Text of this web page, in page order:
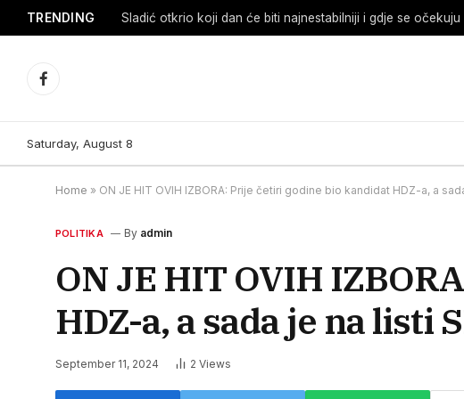
TRENDING
Facebook
Saturday, August 8
Home » ON JE HIT OVIH IZBORA: Prije četiri godine bio kandidat HDZ-a, a
POLITIKA By admin
ON JE HIT OVIH
HDZ-a, a sada je na listi
September 11, 2024 2 Views